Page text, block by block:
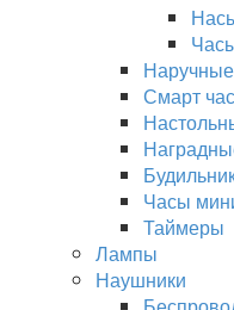
Смарт
Часы
Таймеры
Лампы
Наушники